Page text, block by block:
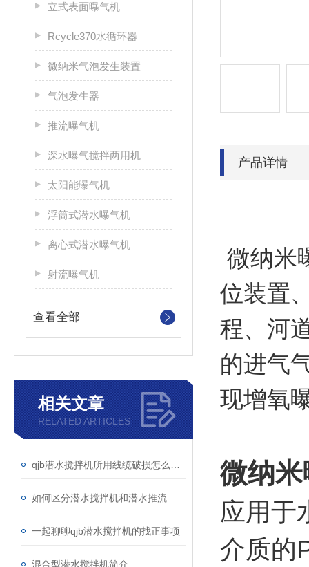
立式表面曝气机
Rcycle370水循环器
微纳米气泡发生装置
气泡发生器
推流曝气机
深水曝气搅拌两用机
太阳能曝气机
浮筒式潜水曝气机
离心式潜水曝气机
射流曝气机
查看全部
相关文章
RELATED ARTICLES
一起聊聊qjb潜水搅拌机的找正事项
混合型潜水搅拌机简介
产品详情
微纳米
位装置
程、河
的进气
现增氧
微纳
应用于
介质的